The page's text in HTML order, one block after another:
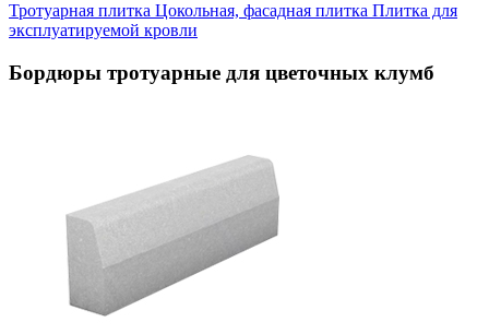
Тротуарная плитка Цокольная, фасадная плитка Плитка для
эксплуатируемой кровли
Бордюры тротуарные для цветочных клумб